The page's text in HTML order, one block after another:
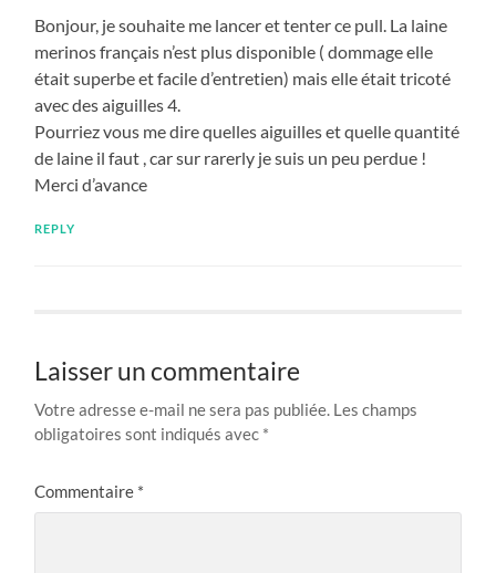
Bonjour, je souhaite me lancer et tenter ce pull. La laine
merinos français n’est plus disponible ( dommage elle
était superbe et facile d’entretien) mais elle était tricoté
avec des aiguilles 4.
Pourriez vous me dire quelles aiguilles et quelle quantité
de laine il faut , car sur rarerly je suis un peu perdue !
Merci d’avance
REPLY
Laisser un commentaire
Votre adresse e-mail ne sera pas publiée. Les champs
obligatoires sont indiqués avec *
Commentaire *